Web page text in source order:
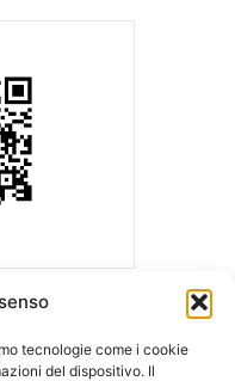
tecnologie come i cookie
del dispositivo. Il